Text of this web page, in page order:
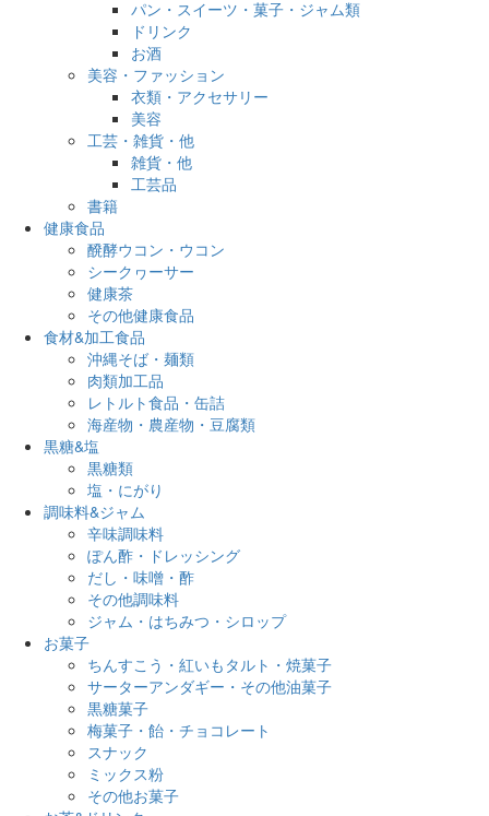
パン・スイーツ・菓子・ジャム類
ドリンク
お酒
美容・ファッション
衣類・アクセサリー
美容
工芸・雑貨・他
雑貨・他
工芸品
書籍
健康食品
醗酵ウコン・ウコン
シークヮーサー
健康茶
その他健康食品
食材&加工食品
沖縄そば・麺類
肉類加工品
レトルト食品・缶詰
海産物・農産物・豆腐類
黒糖&塩
黒糖類
塩・にがり
調味料&ジャム
辛味調味料
ぽん酢・ドレッシング
だし・味噌・酢
その他調味料
ジャム・はちみつ・シロップ
お菓子
ちんすこう・紅いもタルト・焼菓子
サーターアンダギー・その他油菓子
黒糖菓子
梅菓子・飴・チョコレート
スナック
ミックス粉
その他お菓子